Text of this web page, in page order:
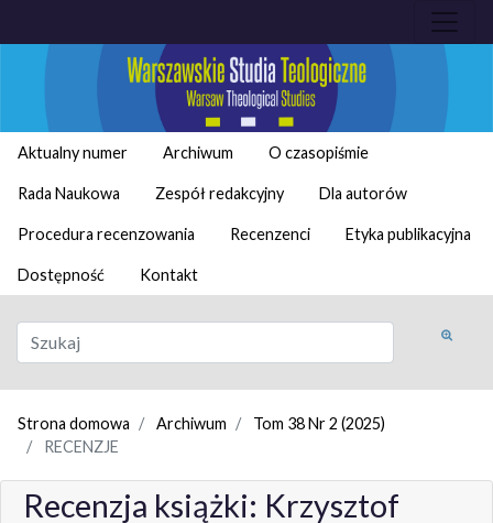
Aktualny numer Archiwum O czasopiśmie
Rada Naukowa Zespół redakcyjny Dla autorów
Procedura recenzowania Recenzenci Etyka publikacyjna
Dostępność Kontakt
Strona domowa Archiwum
Tom 38 Nr 2 (2025)
RECENZJE
Recenzja książki: Krzysztof